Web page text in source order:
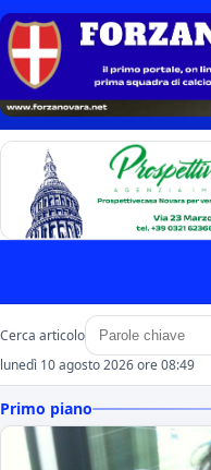
Cerca articolo
lunedì 10 agosto 2026 ore 08:49
Primo piano